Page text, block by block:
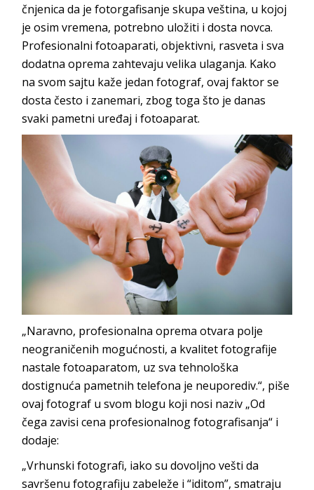
čnjenica da je fotorgafisanje skupa veština, u kojoj
je osim vremena, potrebno uložiti i dosta novca.
Profesionalni fotoaparati, objektivni, rasveta i sva
dodatna oprema zahtevaju velika ulaganja. Kako
na svom sajtu kaže jedan fotograf, ovaj faktor se
dosta često i zanemari, zbog toga što je danas
svaki pametni uređaj i fotoaparat.
„Naravno, profesionalna oprema otvara polje
neograničenih mogućnosti, a kvalitet fotografije
nastale fotoaparatom, uz sva tehnološka
dostignuća pametnih telefona je neuporediv.“, piše
ovaj fotograf u svom blogu koji nosi naziv „Od
čega zavisi cena profesionalnog fotografisanja“ i
dodaje:
„Vrhunski fotografi, iako su dovoljno vešti da
savršenu fotografiju zabeleže i “iditom”, smatraju